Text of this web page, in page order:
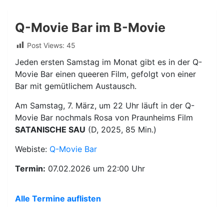
Q-Movie Bar im B-Movie
Post Views: 45
Jeden ersten Samstag im Monat gibt es in der Q-
Movie Bar einen queeren Film, gefolgt von einer
Bar mit gemütlichem Austausch.
Am Samstag, 7. März, um 22 Uhr läuft in der Q-
Movie Bar nochmals Rosa von Praunheims Film
SATANISCHE SAU (D, 2025, 85 Min.)
Webiste: Q-Movie Bar
Termin: 07.02.2026 um 22:00 Uhr
Alle Termine auflisten